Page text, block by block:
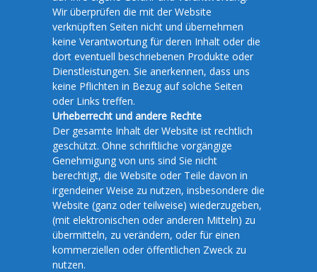
Wir überprüfen die mit der Website
verknüpften Seiten nicht und übernehmen
keine Verantwortung für deren Inhalt oder die
dort eventuell beschriebenen Produkte oder
Dienstleistungen. Sie anerkennen, dass uns
keine Pflichten in Bezug auf solche Seiten
oder Links treffen.
Urheberrecht und andere Rechte
Der gesamte Inhalt der Website ist rechtlich
geschützt. Ohne schriftliche vorgängige
Genehmigung von uns sind Sie nicht
berechtigt, die Website oder Teile davon in
irgendeiner Weise zu nutzen, insbesondere die
Website (ganz oder teilweise) wiederzugeben,
(mit elektronischen oder anderen Mitteln) zu
übermitteln, zu verändern, oder für einen
kommerziellen oder öffentlichen Zweck zu
nutzen.